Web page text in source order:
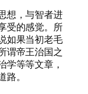
想，与智者进
受的感觉。所
如果当初老毛
谓帝王治国之
学等等文章，
。